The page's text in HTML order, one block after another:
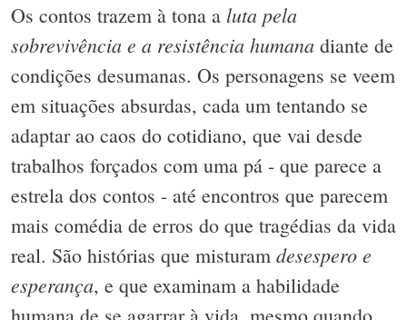
Os contos trazem à tona a luta pela
sobrevivência e a resistência humana diante de
condições desumanas. Os personagens se veem
em situações absurdas, cada um tentando se
adaptar ao caos do cotidiano, que vai desde
trabalhos forçados com uma pá - que parece a
estrela dos contos - até encontros que parecem
mais comédia de erros do que tragédias da vida
real. São histórias que misturam desespero e
esperança, e que examinam a habilidade